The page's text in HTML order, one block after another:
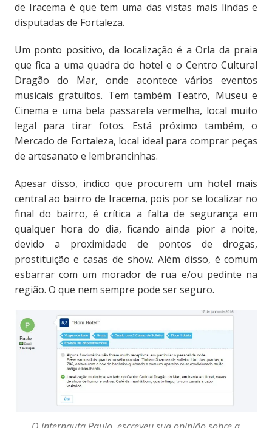
de Iracema é que tem uma das vistas mais lindas e
disputadas de Fortaleza.
Um ponto positivo, da localização é a Orla da praia
que fica a uma quadra do hotel e o Centro Cultural
Dragão do Mar, onde acontece vários eventos
musicais gratuitos. Tem também Teatro, Museu e
Cinema e uma bela passarela vermelha, local muito
legal para tirar fotos. Está próximo também, o
Mercado de Fortaleza, local ideal para comprar peças
de artesanato e lembrancinhas.
Apesar disso, indico que procurem um hotel mais
central ao bairro de Iracema, pois por se localizar no
final do bairro, é crítica a falta de segurança em
qualquer hora do dia, ficando ainda pior a noite,
devido a proximidade de pontos de drogas,
prostituição e casas de show. Além disso, é comum
esbarrar com um morador de rua e/ou pedinte na
região. O que nem sempre pode ser seguro.